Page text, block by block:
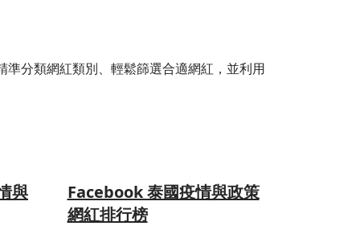
分類網紅類別、輕鬆篩選合適網紅，並利用
與
Facebook 泰國疫情與政策
網紅排行榜